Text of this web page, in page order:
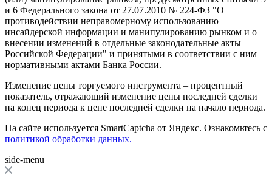
и 6 Федерального закона от 27.07.2010 № 224-ФЗ "О
противодействии неправомерному использованию
инсайдерской информации и манипулированию рынком и о
внесении изменений в отдельные законодательные акты
Российской Федерации" и принятыми в соответствии с ним
нормативными актами Банка России.
Изменение цены торгуемого инструмента – процентный
показатель, отражающий изменение цены последней сделки
на конец периода к цене последней сделки на начало периода.
На сайте используется SmartCaptcha от Яндекс. Ознакомьтесь с
политикой обработки данных.
side-menu